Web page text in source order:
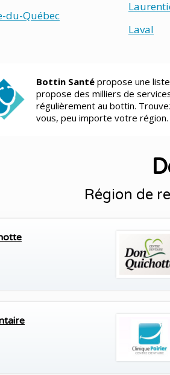
du-Québec
Laval
Bottin Santé propose une
propose des milliers de
régulièrement au bottin.
vous, peu importe votre région.
Région de